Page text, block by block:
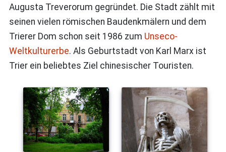
Augusta Treverorum gegründet. Die Stadt zählt mit
seinen vielen römischen Baudenkmälern und dem
Trierer Dom schon seit 1986 zum Unseco-
Weltkulturerbe. Als Geburtstadt von Karl Marx ist
Trier ein beliebtes Ziel chinesischer Touristen.